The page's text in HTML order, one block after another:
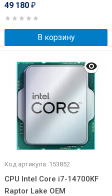
49 180 ₽
В корзину
Код артикула: 153852
CPU Intel Core i7-14700KF
Raptor Lake OEM